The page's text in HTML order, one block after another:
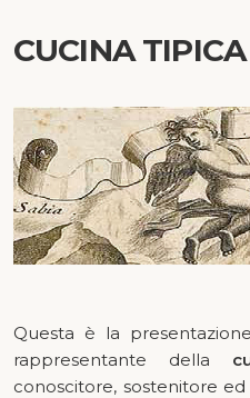
CUCINA
Questa è la
rappresentante della
conoscitore, sostenitore